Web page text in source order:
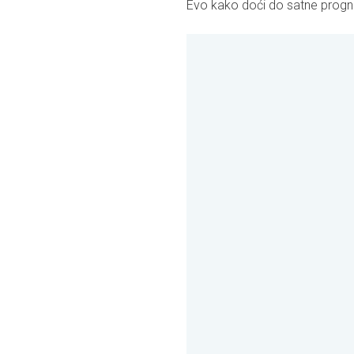
Evo kako doći do satne